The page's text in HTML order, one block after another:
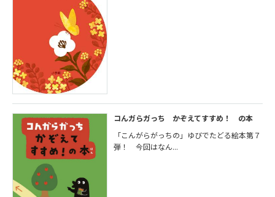
コんガらガっち かぞえてすすめ！ の本
「こんがらがっちの」ゆびでたどる絵本第７
弾！ 今回はなん...